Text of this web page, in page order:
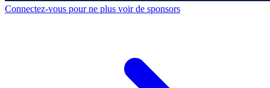
Connectez-vous pour ne plus voir de sponsors